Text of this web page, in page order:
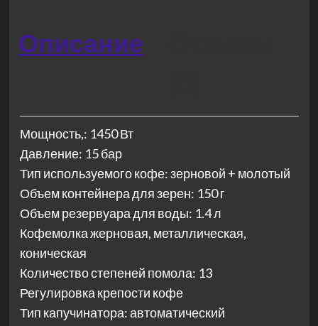
Описание
Мощность,: 1450 Вт
Давление: 15 бар
Тип используемого кофе: зерновой + молотый
Объем контейнера для зерен: 150 г
Объем резервуара для воды: 1.4 л
Кофемолка жерновая, металлическая,
коническая
Количество степеней помола: 13
Регулировка крепости кофе
Тип капучинатора: автоматический